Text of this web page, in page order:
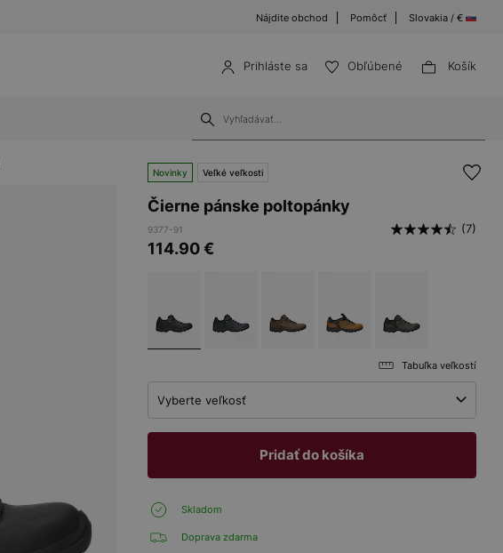
Nájdite obchod Pomôcť Slovakia / €
Prihláste sa Obľúbené Košík
Novinky Veľké veľkosti
Čierne pánske poltopánky
9377-91 (7)
114.90€
Tabuľka veľkostí
Vyberte veľkosť
Pridať do košíka
Skladom
Doprava zdarma